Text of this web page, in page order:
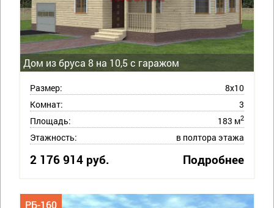
Дом из бруса 8 на 10,5 с гаражом
Размер:
8х10
Комнат:
3
Площадь:
183 м2
Этажность: в полтора этажа
2 176 914 руб. Подробнее
РБ-160